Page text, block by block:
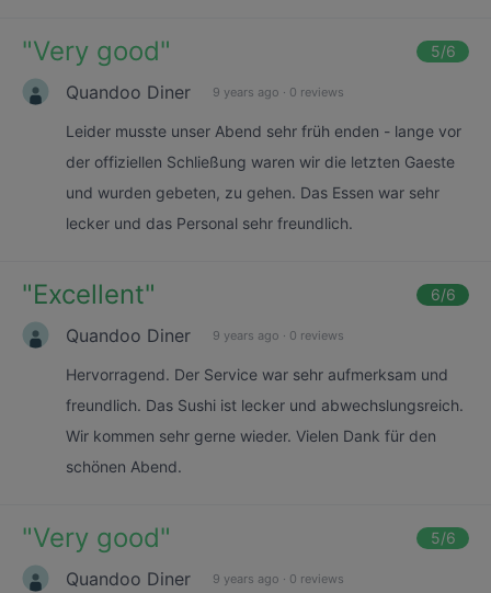
"Very good" 5/6
Quandoo Diner 9 years ago · 0 reviews
Leider musste unser Abend sehr früh enden - lange vor
der offiziellen Schließung waren wir die letzten Gaeste
und wurden gebeten, zu gehen. Das Essen war sehr
lecker und das Personal sehr freundlich.
"Excellent" 6/6
Quandoo Diner 9 years ago · 0 reviews
Hervorragend. Der Service war sehr aufmerksam und
freundlich. Das Sushi ist lecker und abwechslungsreich.
Wir kommen sehr gerne wieder. Vielen Dank für den
schönen Abend.
"Very good" 5/6
Quandoo Diner 9 years ago · 0 reviews